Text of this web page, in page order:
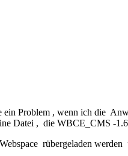
Problem , wenn ich die
Datei , die WBCE_CMS -
rübergeladen